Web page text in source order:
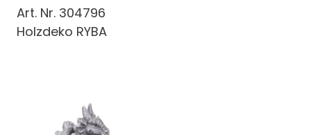
Art. Nr. 304796
Holzdeko RYBA